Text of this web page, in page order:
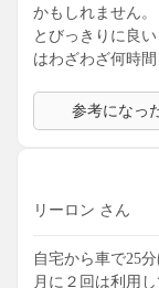
かもしれません。
とびっきりに良
はわざわざ何時
参考になっ
リーロン さん
自宅から車で25
月に２回は利用